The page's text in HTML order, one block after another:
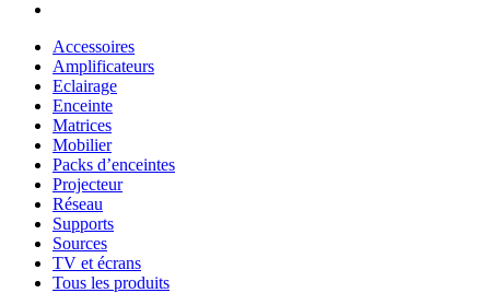
Accessoires
Amplificateurs
Eclairage
Enceinte
Matrices
Mobilier
Packs d’enceintes
Projecteur
Réseau
Supports
Sources
TV et écrans
Tous les produits